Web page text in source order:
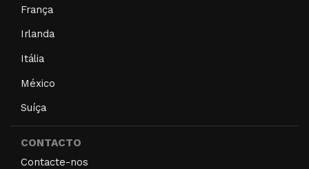
França
Irlanda
Itália
México
Suíça
CONTACTO
Contacte-nos